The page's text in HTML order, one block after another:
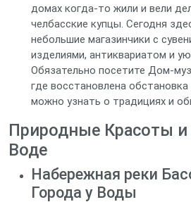
домах когда-то жили и вели
челбасские купцы. Сегодня
небольшие магазинчики с
изделиями, антиквариатом и
Обязательно посетите Дом-
где восстановлена
можно узнать о традициях и
Природные Красоты
Воде
Набережная реки
Города у Воды